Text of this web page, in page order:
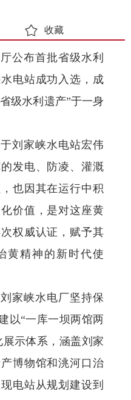
收藏
公布首批省级水利
电站成功入选，成
级水利遗产”于一身
刘家峡水电站宏伟
发电、防凌、灌溉
也因其在运行中积
价值，是对这座黄
权威认证，赋予其
黄精神的新时代使
家峡水电厂坚持保
以“一库一坝两馆两
展示体系，涵盖刘家
博物馆和洮河口治
电站从规划建设到